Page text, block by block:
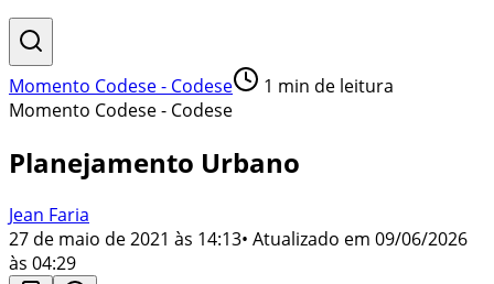
Momento Codese - Codese 1 min de leitura
Momento Codese - Codese
Planejamento Urbano
Jean Faria
27 de maio de 2021 às 14:13• Atualizado em 09/06/2026
às 04:29